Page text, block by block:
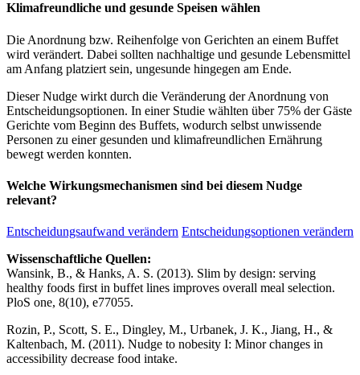
Klimafreundliche und gesunde Speisen wählen
Die Anordnung bzw. Reihenfolge von Gerichten an einem Buffet
wird verändert. Dabei sollten nachhaltige und gesunde Lebensmittel
am Anfang platziert sein, ungesunde hingegen am Ende.
Dieser Nudge wirkt durch die Veränderung der Anordnung von
Entscheidungsoptionen. In einer Studie wählten über 75% der Gäste
Gerichte vom Beginn des Buffets, wodurch selbst unwissende
Personen zu einer gesunden und klimafreundlichen Ernährung
bewegt werden konnten.
Welche Wirkungsmechanismen sind bei diesem Nudge
relevant?
Entscheidungsaufwand verändern Entscheidungsoptionen verändern
Wissenschaftliche Quellen:
Wansink, B., & Hanks, A. S. (2013). Slim by design: serving
healthy foods first in buffet lines improves overall meal selection.
PloS one, 8(10), e77055.
Rozin, P., Scott, S. E., Dingley, M., Urbanek, J. K., Jiang, H., &
Kaltenbach, M. (2011). Nudge to nobesity I: Minor changes in
accessibility decrease food intake.